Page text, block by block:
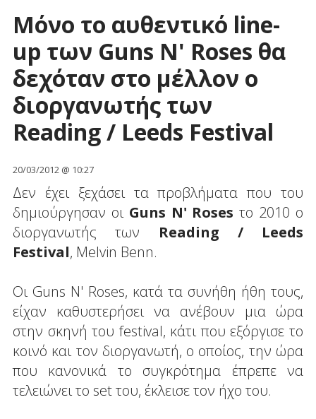
Μόνο το αυθεντικό line-
up των Guns N' Roses θα
δεχόταν στο μέλλον o
διοργανωτής των
Reading / Leeds Festival
20/03/2012 @ 10:27
Δεν έχει ξεχάσει τα προβλήματα που του
δημιούργησαν οι Guns N' Roses το 2010 ο
διοργανωτής των Reading / Leeds
Festival, Melvin Benn.
Οι Guns N' Roses, κατά τα συνήθη ήθη τους,
είχαν καθυστερήσει να ανέβουν μια ώρα
στην σκηνή του festival, κάτι που εξόργισε το
κοινό και τον διοργανωτή, ο οποίος, την ώρα
που κανονικά το συγκρότημα έπρεπε να
τελειώνει το set του, έκλεισε τον ήχο του.